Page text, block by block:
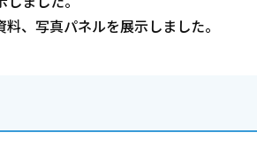
、写真パネルを展示しました。